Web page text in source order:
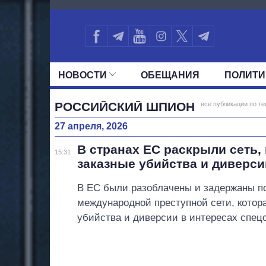
4648
НОВОСТИ ОБЕЩАНИЯ
ВСЕ ПОЛИТИКИ ПРЕЗИДЕНТ И
РОССИЙСКИЙ ШПИОН все публикации по
27 апреля, 2026
15:31
В странах ЕС раскрыли сеть,
заказные убийства и
В ЕС были разоблачены и задержаны
международной преступной сети,
убийства и диверсии в интересах